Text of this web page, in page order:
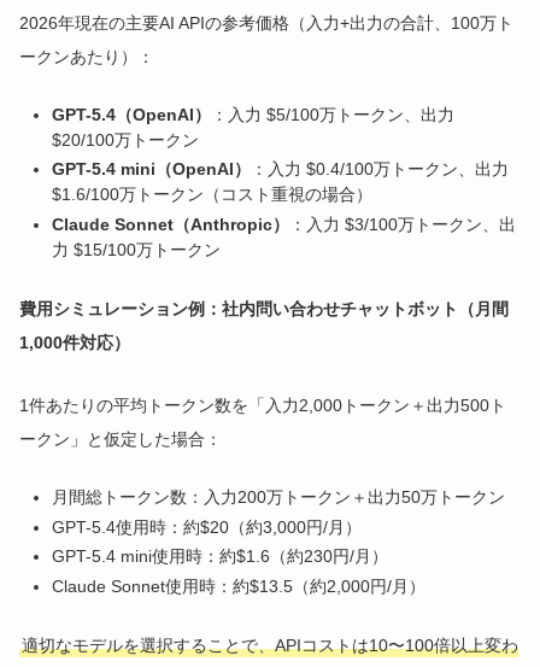
2026年現在の主要AI APIの参考価格（入力+出力の合計、100万ト
ークンあたり）：
GPT-5.4（OpenAI）
：入力 $5/100万トークン、出力
$20/100万トークン
GPT-5.4 mini（OpenAI）
：入力 $0.4/100万トークン、出力
$1.6/100万トークン（コスト重視の場合）
Claude Sonnet（Anthropic）
：入力 $3/100万トークン、出
力 $15/100万トークン
費用シミュレーション例：社内問い合わせチャットボット（月間
1,000件対応）
1件あたりの平均トークン数を「入力2,000トークン＋出力500ト
ークン」と仮定した場合：
月間総トークン数：入力200万トークン＋出力50万トークン
GPT-5.4使用時：約$20（約3,000円/月）
GPT-5.4 mini使用時：約$1.6（約230円/月）
Claude Sonnet使用時：約$13.5（約2,000円/月）
適切なモデルを選択することで、APIコストは10〜100倍以上変わ